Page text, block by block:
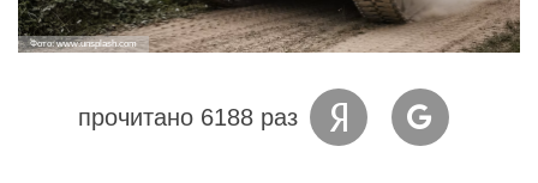
Фото: www.unsplash.com
прочитано 6188 раз